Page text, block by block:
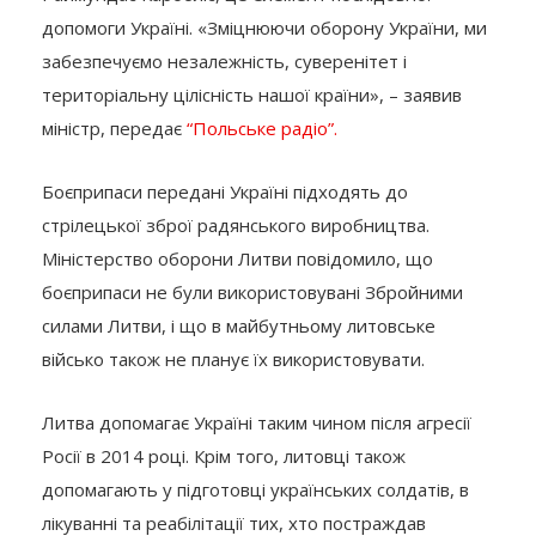
допомоги Україні. «Зміцнюючи оборону України, ми
забезпечуємо незалежність, суверенітет і
територіальну цілісність нашої країни», – заявив
міністр, передає “Польське радіо”.
Боєприпаси передані Україні підходять до
стрілецької зброї радянського виробництва.
Міністерство оборони Литви повідомило, що
боєприпаси не були використовувані Збройними
силами Литви, і що в майбутньому литовське
військо також не планує їх використовувати.
Литва допомагає Україні таким чином після агресії
Росії в 2014 році. Крім того, литовці також
допомагають у підготовці українських солдатів, в
лікуванні та реабілітації тих, хто постраждав